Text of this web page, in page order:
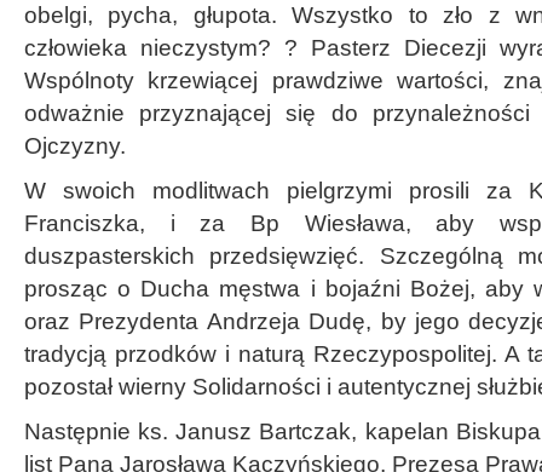
obelgi, pycha, głupota. Wszystko to zło z
człowieka nieczystym? ? Pasterz Diecezji
Wspólnoty krzewiącej prawdziwe wartości,
odważnie przyznającej się do
Ojczyzny.
W swoich modlitwach pielgrzymi prosili za
Franciszka, i za Bp Wiesława, aby
duszpasterskich przedsięwzięć. Szczególną
prosząc o Ducha męstwa i bojaźni Bożej, aby
oraz Prezydenta Andrzeja Dudę, by jego
tradycją przodków i naturą Rzeczypospolitej. A
pozostał wierny Solidarności i autentycznej
Następnie ks. Janusz Bartczak, kapelan Biskupa
list Pana Jarosława Kaczyńskiego, Prezesa